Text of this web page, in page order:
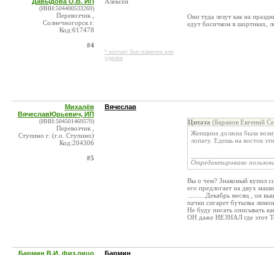
(ИНН:504400533269)
Перевозчик ,
Солнечногорск г.
Код:617478
#4
* контакт был изменен или
удален
Они туда лезут как на
едут босичком в шортиках,
Михалёв
ВячеславЮрьевич, ИП
(ИНН:504501469570)
Перевозчик ,
Ступино г. (г.о. Ступино)
Код:204306
#5
Вячеслав
Цитата (Баранов Евгений
Женщина должна была
лопату. Едешь на восток
Отредактировано
Вы о чем? Знакомый купил
его предлогает на двух
..........Декабрь месяц , он
пачки сигарет бутылка
Не буду писать описывать
ОН даже НЕЗНАЛ где этот
Бармин В.И. физ.лицо
Бармин